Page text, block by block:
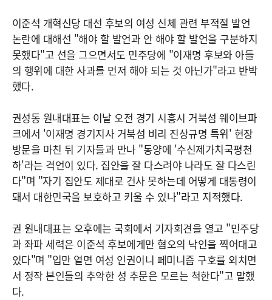
이준석 개혁신당 대선 후보의 여성 신체 관련 부적절 발언
논란에 대해선 "해야 할 발언과 안 해야 할 발언을 구분하지
못했다"고 선을 그으면서도 민주당에 "이재명 후보와 아들
의 행위에 대한 사과를 먼저 해야 되는 것 아닌가"라고 반박
했다.
권성동 원내대표는 이날 오전 경기 시흥시 거북섬 웨이브파
크에서 '이재명 경기지사 거북섬 비리 진상규명 특위' 현장
방문을 마친 뒤 기자들과 만나 "동양에 '수신제가치국평천
하'라는 격언이 있다. 집안을 잘 다스려야 나라도 잘 다스린
다"며 "자기 집안도 제대로 건사 못하는데 어떻게 대통령이
돼서 대한민국을 보호하고 키울 수 있나"라고 지적했다.
권 원내대표는 오후에는 국회에서 기자회견을 열고 "민주당
과 좌파 세력은 이준석 후보에게만 혐오의 낙인을 찍어대고
있다"며 "입만 열면 여성 인권이니 페미니즘 구호를 외치면
서 정작 본인들의 추악한 성 추문은 모르는 척한다"고 말했
다.